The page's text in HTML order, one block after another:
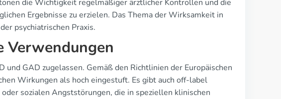
die Wichtigkeit regelmäßiger ärztlicher Kontrollen und die
Ergebnisse zu erzielen. Das Thema der Wirksamkeit in
psychiatrischen Praxis.
GAD zugelassen. Gemäß den Richtlinien der Europäischen
Wirkungen als hoch eingestuft. Es gibt auch off-label
sozialen Angststörungen, die in speziellen klinischen